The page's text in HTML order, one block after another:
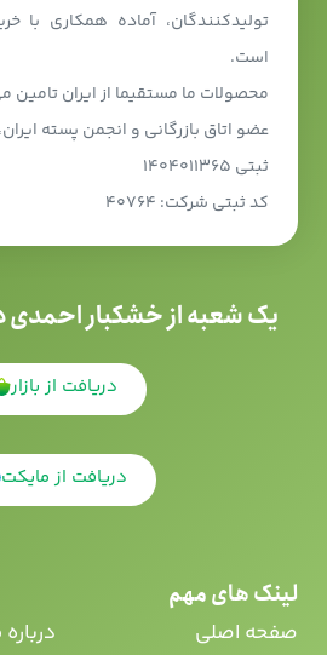
لینک های مهم
صفحه اصلی درباره
تولیدکنندگان، آماده همکاری با
است.
محصولات ما مستقیما از ایران تامین
عضو اتاق بازرگانی و انجمن پسته
ثبتی ۱۴۰۴۰۱۱۳۶۵
کد ثبتی شرکت: ۴۰۷۶۴
یک شعبه از خشکبار
دریافت از بازار
دریافت از مایکت